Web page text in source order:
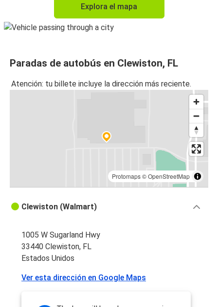
Explora el mapa
Paradas de autobús en Clewiston, FL
Atención: tu billete incluye la dirección más reciente.
Protomaps©OpenStreetMap
Clewiston (Walmart)
1005 W Sugarland Hwy
33440 Clewiston, FL
Estados Unidos
Ver esta dirección en Google Maps